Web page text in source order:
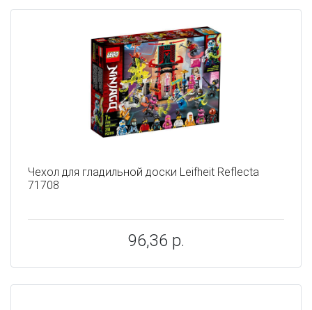
Чехол для гладильной доски Leifheit Reflecta
71708
96,36 р.